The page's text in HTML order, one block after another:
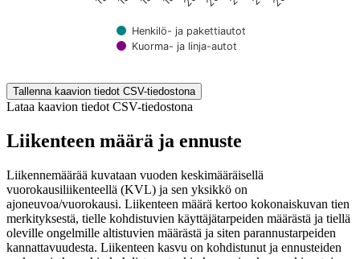
Henkilö- ja pakettiautot
Kuorma- ja linja-autot
Tallenna kaavion tiedot CSV-tiedostona
Lataa kaavion tiedot CSV-tiedostona
Liikenteen määrä ja ennuste
Liikennemäärää kuvataan vuoden keskimääräisellä
vuorokausiliikenteellä (KVL) ja sen yksikkö on
ajoneuvoa/vuorokausi. Liikenteen määrä kertoo kokonaiskuvan tien
merkityksestä, tielle kohdistuvien käyttäjätarpeiden määrästä ja tiellä
oleville ongelmille altistuvien määrästä ja siten parannustarpeiden
kannattavuudesta. Liikenteen kasvu on kohdistunut ja ennusteiden